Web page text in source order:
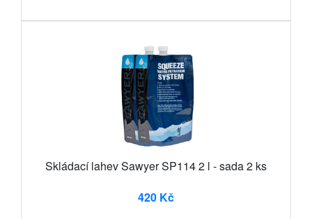
Skládací lahev Sawyer SP114 2 l - sada 2 ks
420 Kč